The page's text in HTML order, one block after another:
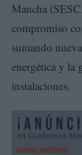
Mancha
compromiso
sumando
energética y la
instalaciones.